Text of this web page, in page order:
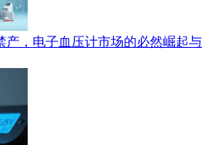
产，电子血压计市场的必然崛起与